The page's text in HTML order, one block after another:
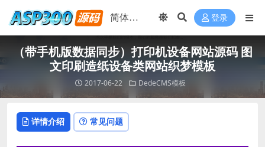
登录
（带手机版数据同步）打印机设备网站源码 图
文印刷造纸设备类网站织梦模板
2017-06-22 DedeCMS模板
详情介绍 常见问题